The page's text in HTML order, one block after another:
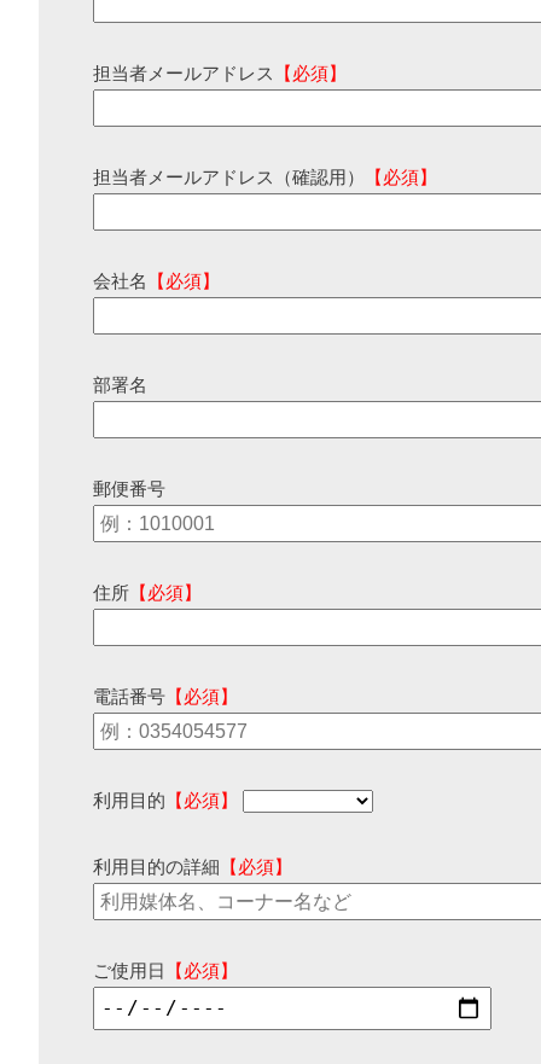
担当者メールアドレス 【必須】
担当者メールアドレス（確認用） 【必須】
会社名 【必須】
部署名
郵便番号
住所 【必須】
電話番号 【必須】
利用目的 【必須】
利用目的の詳細 【必須】
ご使用日 【必須】